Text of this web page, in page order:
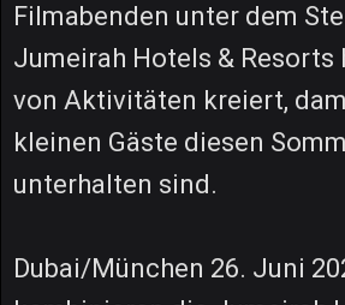
Filmabenden unter dem
Jumeirah Hotels & Resorts
von Aktivitäten kreiert,
kleinen Gäste diesen
unterhalten sind.
Dubai/München 26. Juni